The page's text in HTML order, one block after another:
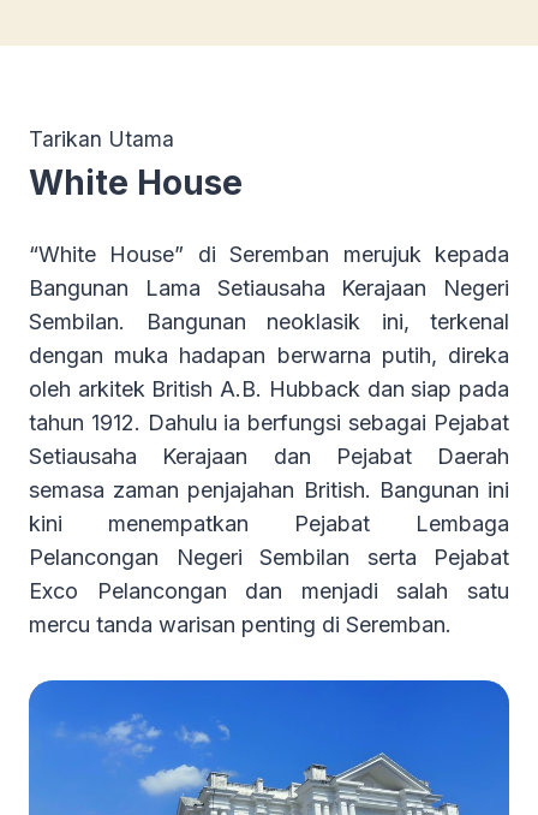
Tarikan Utama
White House
“White House” di Seremban merujuk kepada
Bangunan Lama Setiausaha Kerajaan Negeri
Sembilan. Bangunan neoklasik ini, terkenal
dengan muka hadapan berwarna putih, direka
oleh arkitek British A.B. Hubback dan siap pada
tahun 1912. Dahulu ia berfungsi sebagai Pejabat
Setiausaha Kerajaan dan Pejabat Daerah
semasa zaman penjajahan British. Bangunan ini
kini menempatkan Pejabat Lembaga
Pelancongan Negeri Sembilan serta Pejabat
Exco Pelancongan dan menjadi salah satu
mercu tanda warisan penting di Seremban.